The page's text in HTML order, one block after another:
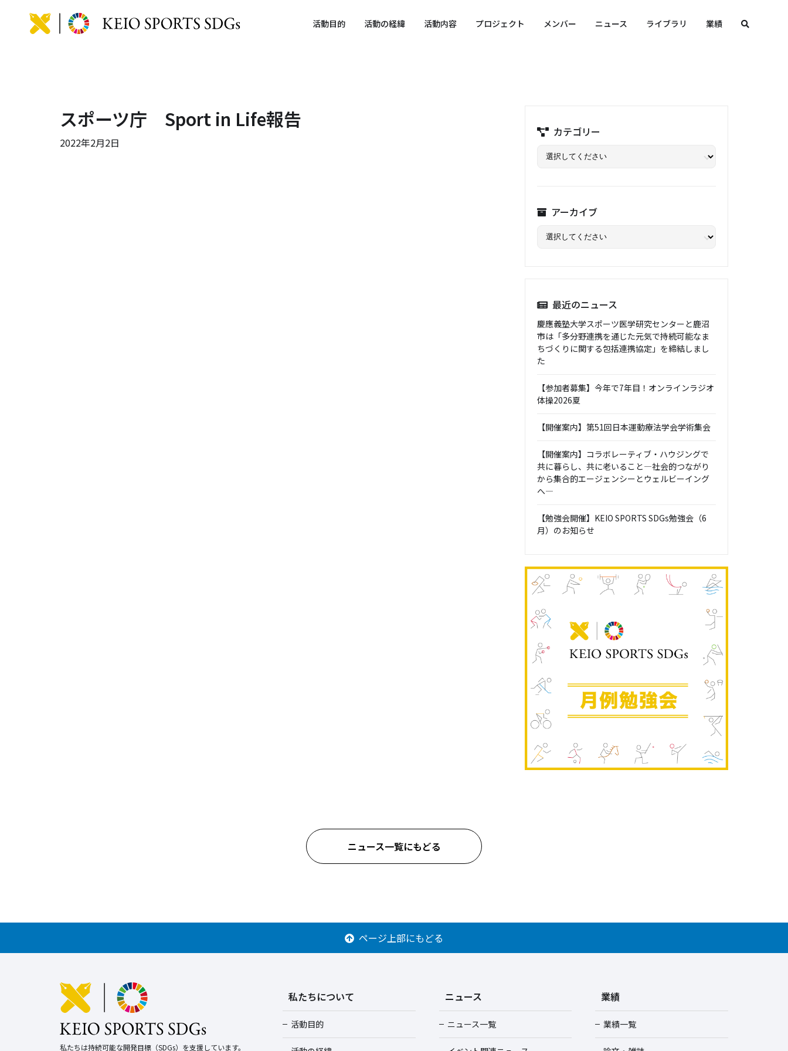
KEIO SPORTS SDGs活動目的 活動の経緯 活動内容 プロジェクト メンバー ニュース ライブラリ 業績
スポーツ庁 Sport in Life報告
2022年2月2日
カテゴリー
アーカイブ
最近のニュース
慶應義塾大学スポーツ医学研究センターと鹿沼
市は「多分野連携を通じた元気で持続可能なま
ちづくりに関する包括連携協定」を締結しまし
た
【参加者募集】今年で7年目！オンラインラジオ
体操2026夏
【開催案内】第51回日本運動療法学会学術集会
【開催案内】コラボレーティブ・ハウジングで
共に暮らし、共に老いること―社会的つながり
から集合的エージェンシーとウェルビーイング
へ―
【勉強会開催】KEIO SPORTS SDGs勉強会（6
月）のお知らせ
ニュース一覧にもどる
ページ上部にもどる
私たちは持続可能な開発目標（SDGs）を支援しています。
私たちについて
活動目的
ニュース
ニュース一覧
業績
業績一覧